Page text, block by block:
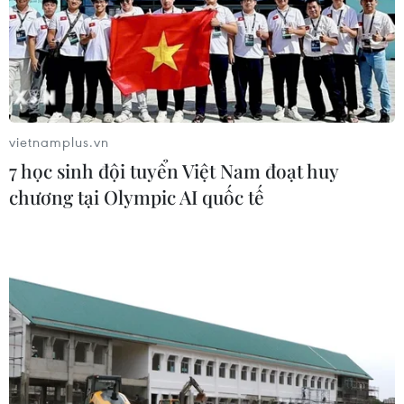
06/08/2026 03:02
Thủ tướng Lê Minh Hưng
chủ trì họp Ban Chỉ đạo An ninh
mạng Quốc gia
06/08/2026 03:02
Thủ tướng Lê Minh Hưng
06/08/2026 02:39
Hà Tĩnh nguy cơ sạt lở trên
nhiều tuyến giao thông trước mùa
mưa bão
vietnamplus.vn
7 học sinh đội tuyển Việt Nam đoạt huy
chương tại Olympic AI quốc tế